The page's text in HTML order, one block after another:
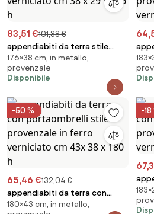
83,51 €101,88 €
appendiabiti da terra stile
provenzale in ferro verniciato
cm 38 x 29 x 176 h
176×38 cm, in metallo,
provenzale
Disponibile
in
-50 %
65,46 €132,04 €
appendiabiti da terra con
portaombrelli stile provenzale
180×43 cm, in metallo,
-18
in